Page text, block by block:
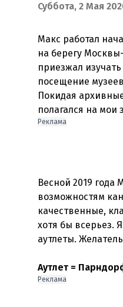
Суббота, 2 Мая
Макс работал
на берегу
приезжал
посещение
Покидая
Реклама
Весной 2019 года
возможностям
качественные,
хотя бы всерьез.
аутлеты.
Аутлет =
Реклама